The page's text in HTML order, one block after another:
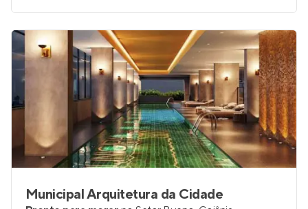
Municipal Arquitetura da Cidade